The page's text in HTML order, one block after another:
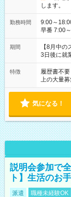
します。
勤務時間
9:00～18:00（休憩60分）
早番 7:00～
と休みを
「できれ
ね。 ※Wワーク希望の方へ 今ご覧のお仕事で希望する勤務時間
と、もう1
合は応募
期間
【8月中
3日後に就
特徴 履歴書不要
上の大量
気になる！
説明会参加で
ト】生活のお
派遣 職種未経験OK